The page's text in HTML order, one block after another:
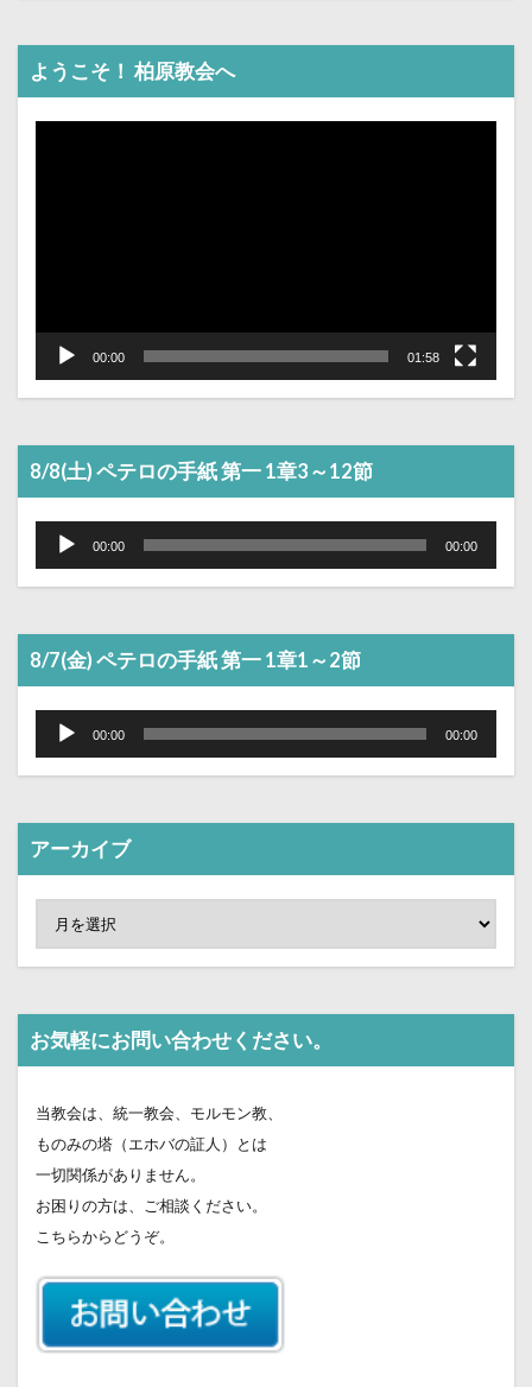
ようこそ！ 柏原教会へ
動
00:00 01:58
8/8(土) ペテロの手紙 第一 1章3～12節
音
レ
ー
00:00 00:00
8/7(金) ペテロの手紙 第一 1章1～2節
音
レ
ー
00:00 00:00
アーカイブ
お気軽にお問い合わせください。
当教会は、統一教会、モルモン教、
ものみの塔（エホバの証人）とは
一切関係がありません。
お困りの方は、ご相談ください。
こちらからどうぞ。